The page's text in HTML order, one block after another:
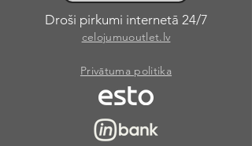
Droši pirkumi internetā 24/7
celojumuoutlet.lv
Privātuma politika